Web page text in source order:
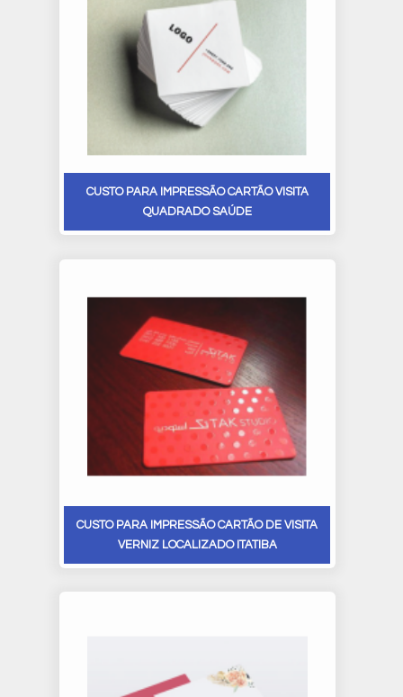
CUSTO PARA IMPRESSÃO CARTÃO VISITA
QUADRADO SAÚDE
CUSTO PARA IMPRESSÃO CARTÃO DE VISITA
VERNIZ LOCALIZADO ITATIBA